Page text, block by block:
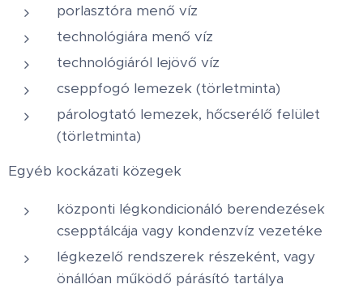
porlasztóra menő víz
technológiára menő víz
technológiáról lejövő víz
cseppfogó lemezek (törletminta)
párologtató lemezek, hőcserélő felület
(törletminta)
Egyéb kockázati közegek
központi légkondicionáló berendezések
csepptálcája vagy kondenzvíz vezetéke
légkezelő rendszerek részeként, vagy
önállóan működő párásító tartálya